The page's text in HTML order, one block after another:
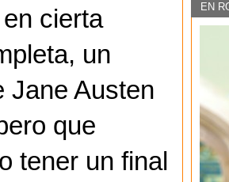
cierta
un
Jane Austen
que
tener un final
EN